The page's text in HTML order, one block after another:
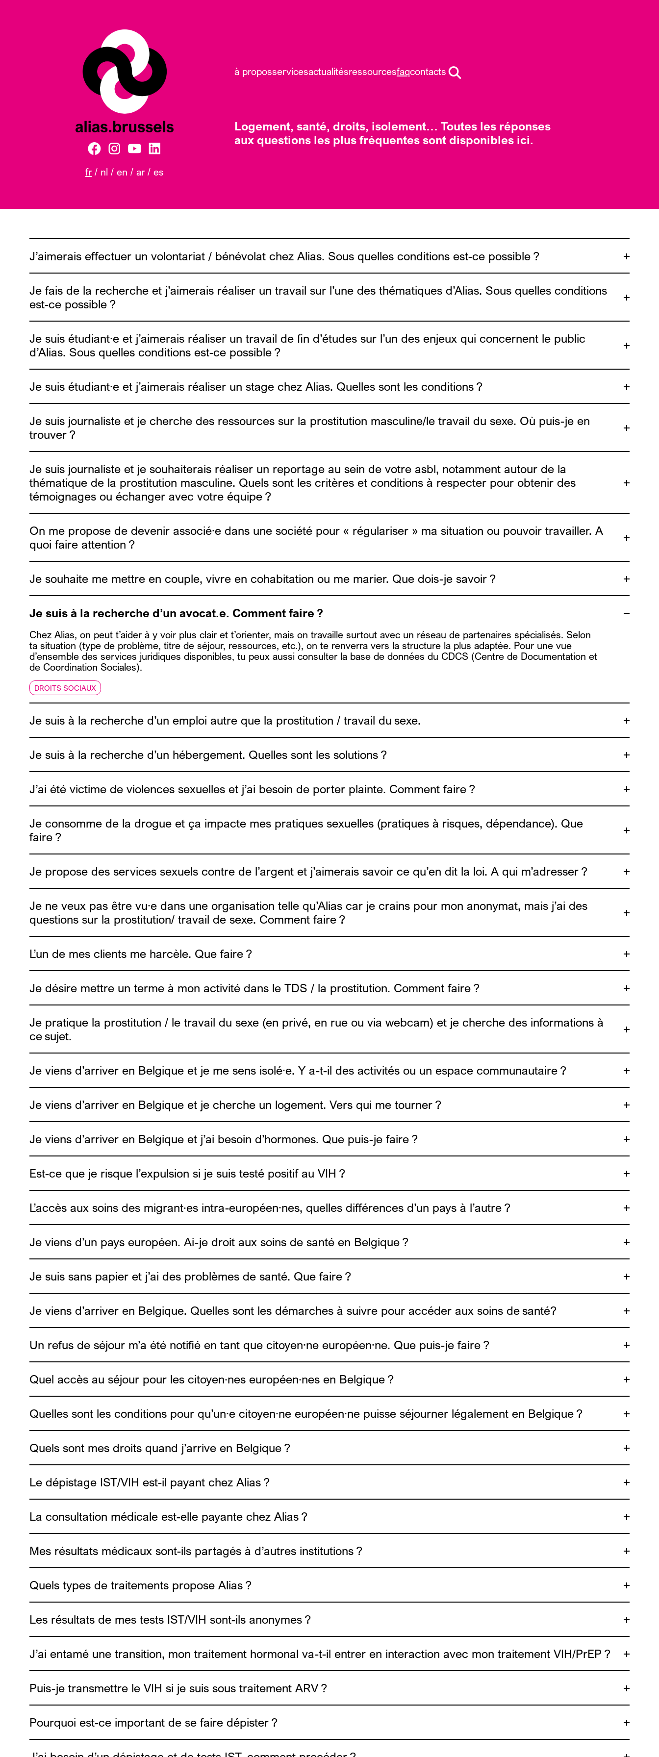
fr nl en ar es
à proposservicesactualitésressourcesfaqcontacts
Logement, santé, droits, isolement… Toutes les réponses
aux questions les plus fréquentes sont disponibles ici.
J’aimerais effectuer un volontariat / bénévolat chez Alias. Sous quelles conditions est-ce possible ?
contact@alias.brussels
Je fais de la recherche et j’aimerais réaliser un travail sur l’une des thématiques d’Alias. Sous quelles conditions
est-ce possible ?
Je suis étudiant·e et j’aimerais réaliser un travail de fin d’études sur l’un des enjeux qui concernent le public
d’Alias. Sous quelles conditions est-ce possible ?
nos rapports d’activité
Je suis étudiant·e et j’aimerais réaliser un stage chez Alias. Quelles sont les conditions ?
sophie.g@alias.brussels
contact@alias.brussels
Nous ne prenons plus de stagiaire pour l’année académique 2026-2027.
Je suis journaliste et je cherche des ressources sur la prostitution masculine/le travail du sexe. Où puis-je en
trouver ?
Je suis journaliste et je souhaiterais réaliser un reportage au sein de votre asbl, notamment autour de la
thématique de la prostitution masculine. Quels sont les critères et conditions à respecter pour obtenir des
témoignages ou échanger avec votre équipe ?
contact@alias.brussels
On me propose de devenir associé·e dans une société pour « régulariser » ma situation ou pouvoir travailler. A
quoi faire attention ?
fairwork.be
Je souhaite me mettre en couple, vivre en cohabitation ou me marier. Que dois-je savoir ?
ADDE
Je suis à la recherche d’un avocat.e. Comment faire ?
Chez Alias, on peut t’aider à y voir plus clair et t’orienter, mais on travaille surtout avec un réseau de partenaires spécialisés. Selon
ta situation (type de problème, titre de séjour, ressources, etc.), on te renverra vers la structure la plus adaptée. Pour une vue
d’ensemble des services juridiques disponibles, tu peux aussi consulter la base de données du CDCS (Centre de Documentation et
de Coordination Sociales).
DROITS SOCIAUX
Je suis à la recherche d’un emploi autre que la prostitution / travail du sexe.
Je suis à la recherche d’un hébergement. Quelles sont les solutions ?
Dune asbl
J’ai été victime de violences sexuelles et j’ai besoin de porter plainte. Comment faire ?
lien ici
Je consomme de la drogue et ça impacte mes pratiques sexuelles (pratiques à risques, dépendance). Que
faire ?
une étude sur le
Je propose des services sexuels contre de l’argent et j’aimerais savoir ce qu’en dit la loi. A qui m’adresser ?
info4escorts.be
UTSOPI
Je ne veux pas être vu·e dans une organisation telle qu’Alias car je crains pour mon anonymat, mais j’ai des
questions sur la prostitution/ travail de sexe. Comment faire ?
L’un de mes clients me harcèle. Que faire ?
Je désire mettre un terme à mon activité dans le TDS / la prostitution. Comment faire ?
Je pratique la prostitution / le travail du sexe (en privé, en rue ou via webcam) et je cherche des informations à
ce sujet.
Travail du sexe en privé ou via webcam : tu trouveras des conseils et outils de réduction des risques sur le siteinfo4escorts.be
est aussi disponible pour t’aider à te protéger en ligne. (video de RDR)
Travail du sexe en rue
: Alias est en rue et dans les lieux de consommation sexuelle les vendredi et samedi soir/nuit, c’est un moment où
on peut échanger des informations de réduction des risques.
Je viens d’arriver en Belgique et je me sens isolé·e. Y a-t-il des activités ou un espace communautaire ?
Je viens d’arriver en Belgique et je cherche un logement. Vers qui me tourner ?
ADDE
Je viens d’arriver en Belgique et j’ai besoin d’hormones. Que puis-je faire ?
Est-ce que je risque l’expulsion si je suis testé positif au VIH ?
L’accès aux soins des migrant∙es intra-européen·nes, quelles différences d’un pays à l’autre ?
Medimmigrant
Je viens d’un pays européen. Ai-je droit aux soins de santé en Belgique ?
Medimmigrant
Je suis sans papier et j’ai des problèmes de santé. Que faire ?
Medimmigrant
Je viens d’arriver en Belgique. Quelles sont les démarches à suivre pour accéder aux soins de santé?
Medimmigrant
Un refus de séjour m’a été notifié en tant que citoyen·ne européen·ne. Que puis-je faire ?
Quel accès au séjour pour les citoyen∙nes européen∙nes en Belgique ?
l’ADDE
Quelles sont les conditions pour qu’un·e citoyen·ne européen·ne puisse séjourner légalement en Belgique ?
Quels sont mes droits quand j’arrive en Belgique ?
Le dépistage IST/VIH est-il payant chez Alias ?
La consultation médicale est-elle payante chez Alias ?
ici
Mes résultats médicaux sont-ils partagés à d’autres institutions ?
Quels types de traitements propose Alias ?
Les résultats de mes tests IST/VIH sont-ils anonymes ?
rendez-vous ici
J’ai entamé une transition, mon traitement hormonal va-t-il entrer en interaction avec mon traitement VIH/PrEP ?
http://www.genrespluriels.be/Guide-de-sante-sexuelle
Puis-je transmettre le VIH si je suis sous traitement ARV ?
https://www.exaequo.be/fr/ta-sante/undetectable
Pourquoi est-ce important de se faire dépister ?